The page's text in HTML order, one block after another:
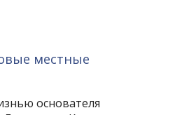
местные
основателя